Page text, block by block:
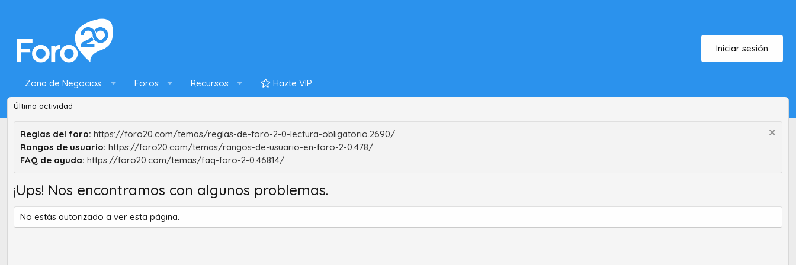
Iniciar sesión
Zona de Negocios Foros Recursos Hazte VIP
Última actividad
Reglas del foro: https://foro20.com/temas/reglas-de-foro-2-0-lectura-obligatorio.2690/
Rangos de usuario: https://foro20.com/temas/rangos-de-usuario-en-foro-2-0.478/
FAQ de ayuda: https://foro20.com/temas/faq-foro-2-0.46814/
¡Ups! Nos encontramos con algunos problemas.
No estás autorizado a ver esta página.